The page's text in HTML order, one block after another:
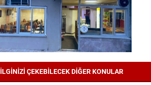
İLGİNİZİ ÇEKEBİLECEK DİĞER KONULAR